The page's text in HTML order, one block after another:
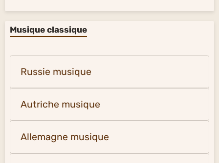
Musique classique
Russie musique
Autriche musique
Allemagne musique